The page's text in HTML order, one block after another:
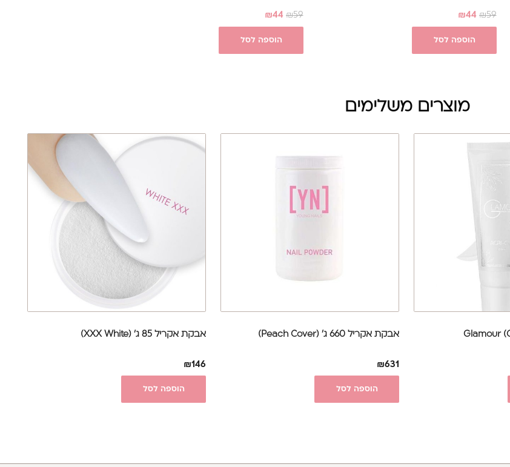
₪59
₪44
הוספה לסל
₪59
₪44
הוספה לסל
מוצרים משלימים
אבקת אקריל 660 ג' (Peach Cover)
₪631
הוספה לסל
אבקת אקריל 85 ג' (XXX White)
₪146
הוספה לסל